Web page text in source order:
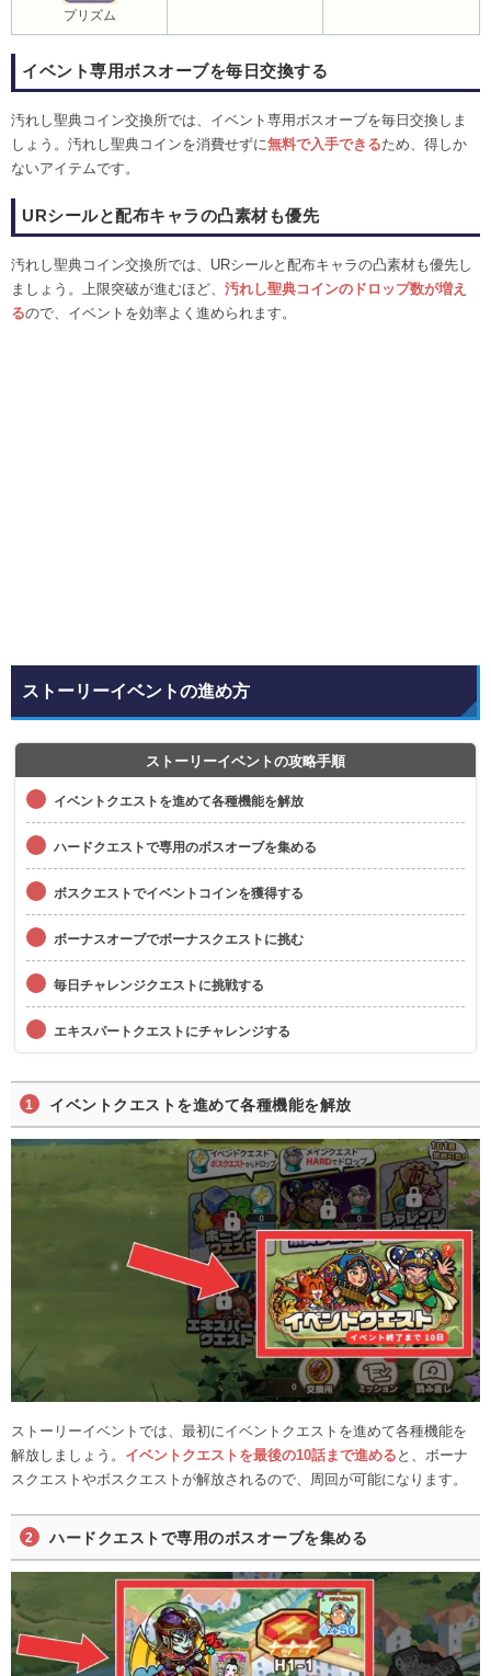
プリズム
イベント専用ボスオーブを毎日交換する
汚れし聖典コイン交換所では、イベント専用ボスオーブを毎日交換しま
しょう。汚れし聖典コインを消費せずに無料で入手できるため、得しか
ないアイテムです。
URシールと配布キャラの凸素材も優先
汚れし聖典コイン交換所では、URシールと配布キャラの凸素材も優先し
ましょう。上限突破が進むほど、 汚れし聖典コインのドロップ数が増え
るので、イベントを効率よく進められます。
ストーリーイベントの進め方
ストーリーイベントの攻略手順
イベントクエストを進めて各種機能を解放
ハードクエストで専用のボスオーブを集める
ボスクエストでイベントコインを獲得する
ボーナスオーブでボーナスクエストに挑む
毎日チャレンジクエストに挑戦する
エキスパートクエストにチャレンジする
イベントクエストを進めて各種機能を解放
ストーリーイベントでは、最初にイベントクエストを進めて各種機能を
解放しましょう。 イベントクエストを最後の10話まで進める と、ボーナ
スクエストやボスクエストが解放されるので、周回が可能になります。
ハードクエストで専用のボスオーブを集める